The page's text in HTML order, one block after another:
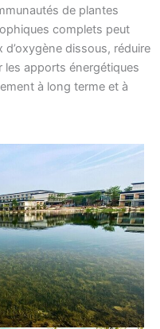
de plantes
complets peut
dissous, réduire
les apports énergétiques
à long terme et à